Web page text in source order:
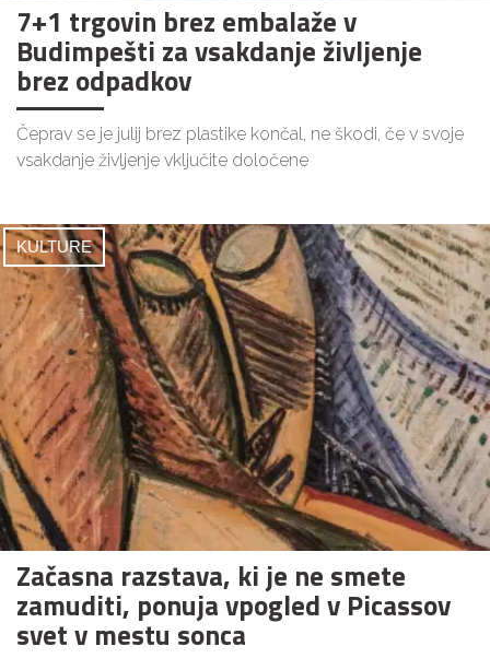
7+1 trgovin brez embalaže v
Budimpešti za vsakdanje življenje
brez odpadkov
Čeprav se je julij brez plastike končal, ne škodi, če v svoje
vsakdanje življenje vključite določene
KULTURE
Začasna razstava, ki je ne smete
zamuditi, ponuja vpogled v Picassov
svet v mestu sonca